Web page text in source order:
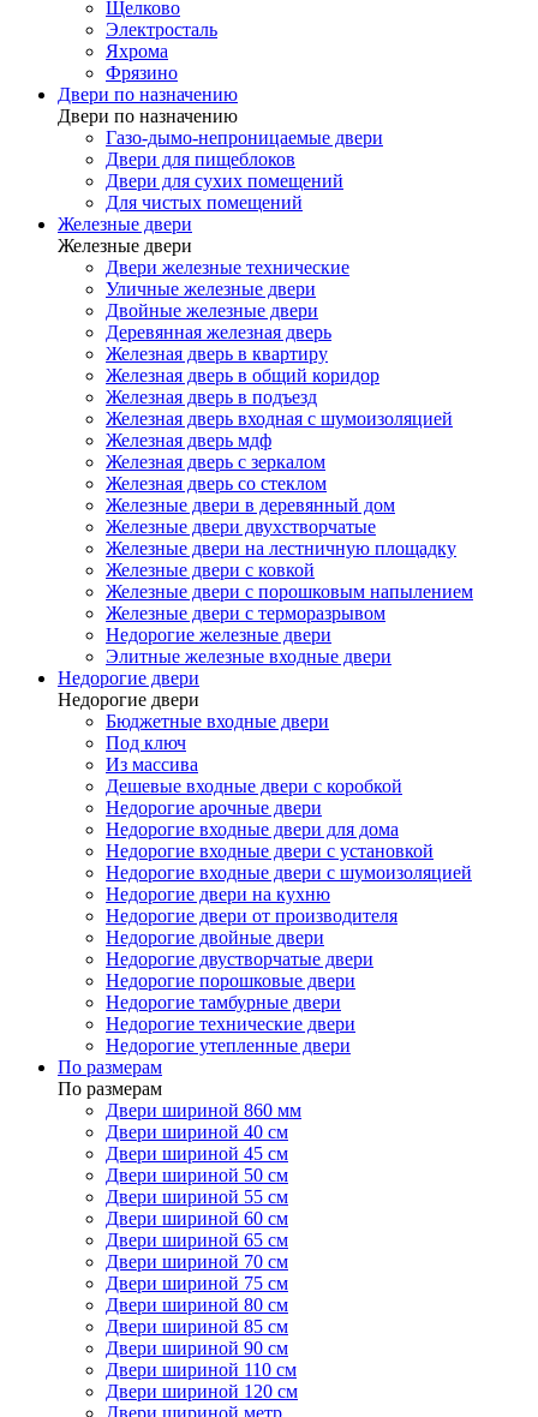
Щелково
Электросталь
Яхрома
Фрязино
Двери по назначению
Двери по назначению
Газо-дымо-непроницаемые двери
Двери для пищеблоков
Двери для сухих помещений
Для чистых помещений
Железные двери
Железные двери
Двери железные технические
Уличные железные двери
Двойные железные двери
Деревянная железная дверь
Железная дверь в квартиру
Железная дверь в общий коридор
Железная дверь в подъезд
Железная дверь входная с шумоизоляцией
Железная дверь мдф
Железная дверь с зеркалом
Железная дверь со стеклом
Железные двери в деревянный дом
Железные двери двухстворчатые
Железные двери на лестничную площадку
Железные двери с ковкой
Железные двери с порошковым напылением
Железные двери с терморазрывом
Недорогие железные двери
Элитные железные входные двери
Недорогие двери
Недорогие двери
Бюджетные входные двери
Под ключ
Из массива
Дешевые входные двери с коробкой
Недорогие арочные двери
Недорогие входные двери для дома
Недорогие входные двери с установкой
Недорогие входные двери с шумоизоляцией
Недорогие двери на кухню
Недорогие двери от производителя
Недорогие двойные двери
Недорогие двустворчатые двери
Недорогие порошковые двери
Недорогие тамбурные двери
Недорогие технические двери
Недорогие утепленные двери
По размерам
По размерам
Двери шириной 860 мм
Двери шириной 40 см
Двери шириной 45 см
Двери шириной 50 см
Двери шириной 55 см
Двери шириной 60 см
Двери шириной 65 см
Двери шириной 70 см
Двери шириной 75 см
Двери шириной 80 см
Двери шириной 85 см
Двери шириной 90 см
Двери шириной 110 см
Двери шириной 120 см